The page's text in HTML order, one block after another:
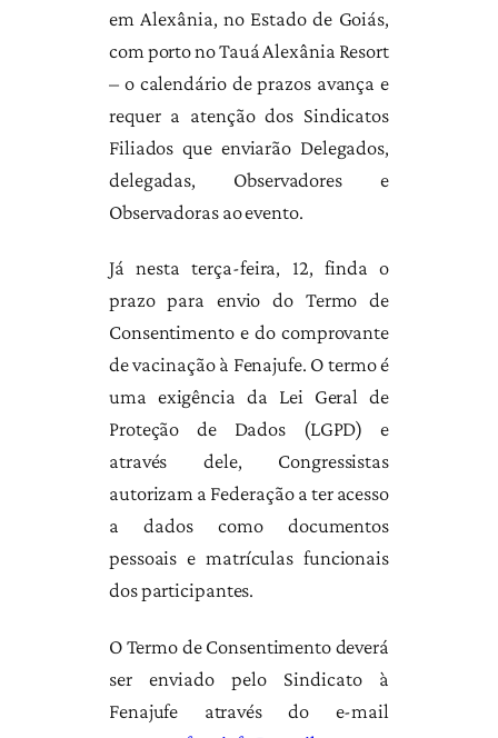
em Alexânia, no Estado de Goiás,
com porto no Tauá Alexânia Resort
– o calendário de prazos avança e
requer a atenção dos Sindicatos
Filiados que enviarão Delegados,
delegadas, Observadores e
Observadoras ao evento.
Já nesta terça-feira, 12, finda o
prazo para envio do Termo de
Consentimento e do comprovante
de vacinação à Fenajufe. O termo é
uma exigência da Lei Geral de
Proteção de Dados (LGPD) e
através dele, Congressistas
autorizam a Federação a ter acesso
a dados como documentos
pessoais e matrículas funcionais
dos participantes.
O Termo de Consentimento deverá
ser enviado pelo Sindicato à
Fenajufe através do e-mail